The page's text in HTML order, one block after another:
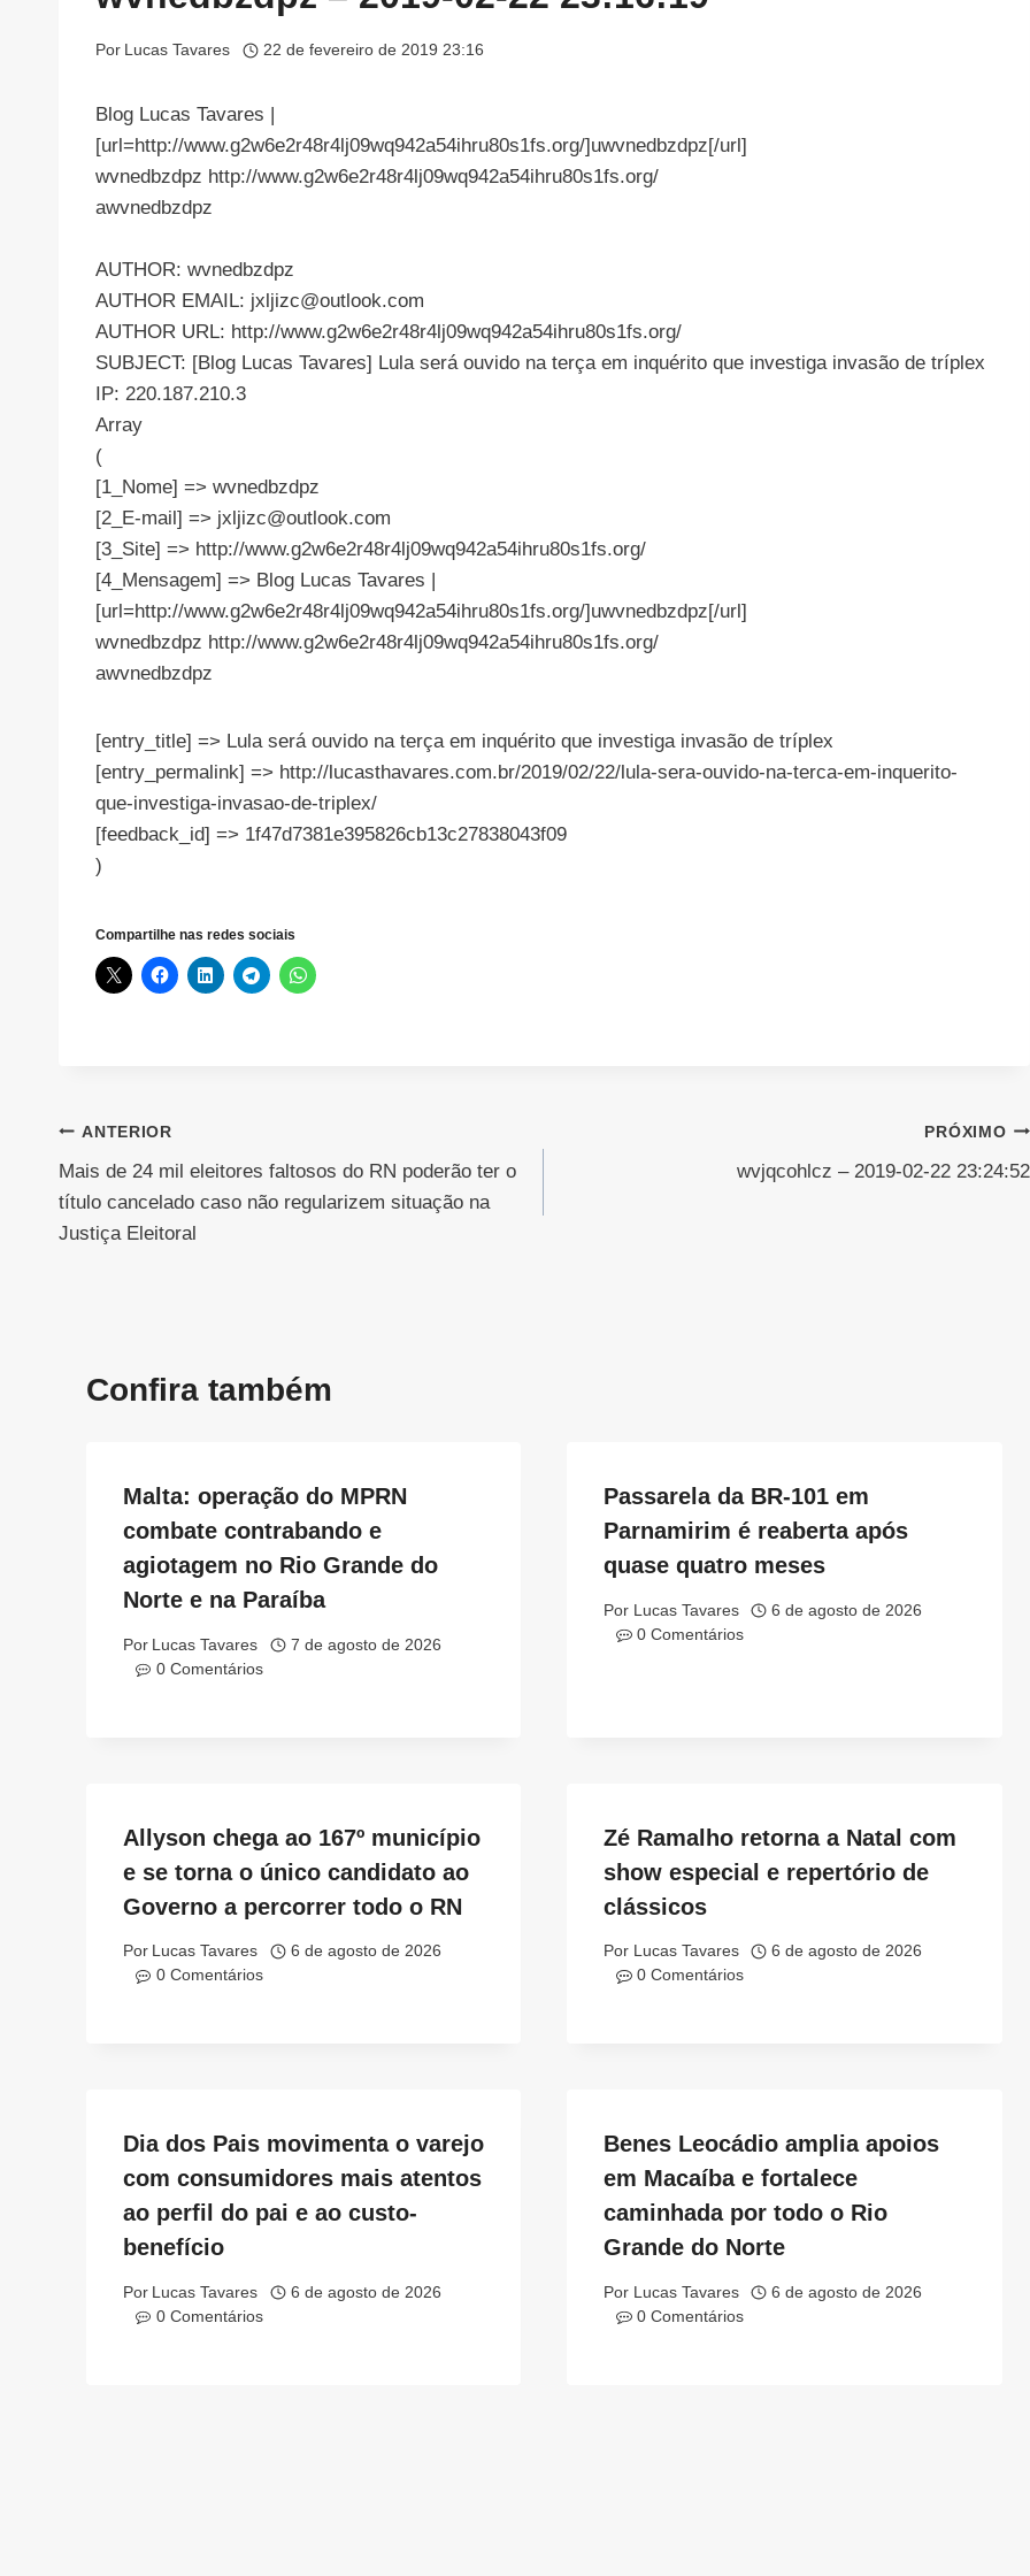
Por Lucas Tavares 22 de fevereiro de 2019 23:16
Blog Lucas Tavares |
[url=http://www.g2w6e2r48r4lj09wq942a54ihru80s1fs.org/]uwvnedbzdpz[/url]
wvnedbzdpz http://www.g2w6e2r48r4lj09wq942a54ihru80s1fs.org/
awvnedbzdpz
AUTHOR: wvnedbzdpz
AUTHOR EMAIL: jxljizc@outlook.com
AUTHOR URL: http://www.g2w6e2r48r4lj09wq942a54ihru80s1fs.org/
SUBJECT: [Blog Lucas Tavares] Lula será ouvido na terça em inquérito que investiga invasão de tríplex
IP: 220.187.210.3
Array
(
[1_Nome] => wvnedbzdpz
[2_E-mail] => jxljizc@outlook.com
[3_Site] => http://www.g2w6e2r48r4lj09wq942a54ihru80s1fs.org/
[4_Mensagem] => Blog Lucas Tavares |
[url=http://www.g2w6e2r48r4lj09wq942a54ihru80s1fs.org/]uwvnedbzdpz[/url]
wvnedbzdpz http://www.g2w6e2r48r4lj09wq942a54ihru80s1fs.org/
awvnedbzdpz
[entry_title] => Lula será ouvido na terça em inquérito que investiga invasão de tríplex
[entry_permalink] => http://lucasthavares.com.br/2019/02/22/lula-sera-ouvido-na-terca-em-inquerito-
que-investiga-invasao-de-triplex/
[feedback_id] => 1f47d7381e395826cb13c27838043f09
)
Compartilhe nas redes sociais
Navegação
de
Post
ANTERIOR
Mais de 24 mil eleitores faltosos do RN poderão ter o
título cancelado caso não regularizem situação na
Justiça Eleitoral
PRÓXIMO
wvjqcohlcz – 2019-02-22 23:24:52
Confira também
Malta: operação do MPRN
combate contrabando e
agiotagem no Rio Grande do
Norte e na Paraíba
Por Lucas Tavares
7 de agosto de 2026
0 Comentários
Passarela da BR-101 em
Parnamirim é reaberta após
quase quatro meses
Por Lucas Tavares
6 de agosto de 2026
0 Comentários
Allyson chega ao 167º município
e se torna o único candidato ao
Governo a percorrer todo o RN
Por Lucas Tavares
6 de agosto de 2026
0 Comentários
Zé Ramalho retorna a Natal com
show especial e repertório de
clássicos
Por Lucas Tavares
6 de agosto de 2026
0 Comentários
Dia dos Pais movimenta o varejo
com consumidores mais atentos
ao perfil do pai e ao custo-
benefício
Por Lucas Tavares
6 de agosto de 2026
0 Comentários
Benes Leocádio amplia apoios
em Macaíba e fortalece
caminhada por todo o Rio
Grande do Norte
Por Lucas Tavares
6 de agosto de 2026
0 Comentários